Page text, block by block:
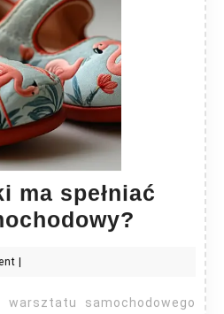
ma spełniać
warunki